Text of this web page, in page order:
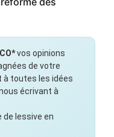
vos opinions
de votre
à toutes les idées
écrivant à
lessive en